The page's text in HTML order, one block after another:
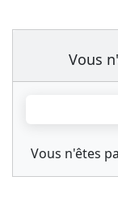
Vous
Vous n'êtes